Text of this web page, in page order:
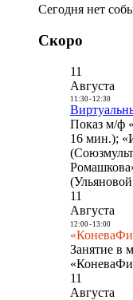
Сегодня нет
Скоро
11
Августа
11:30- 12:30
Показ м/ф
16 мин.);
11
Августа
12:00- 13:00
Занятие в
11
Августа